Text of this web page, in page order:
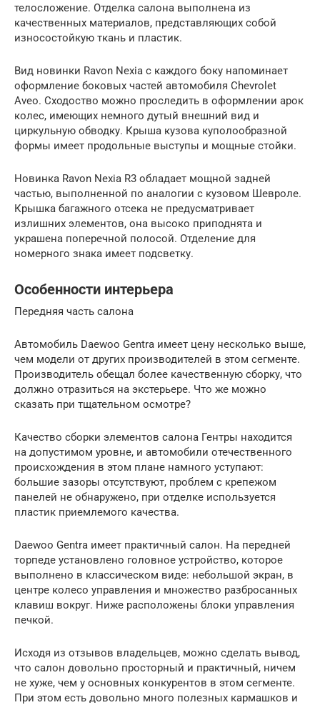
телосложение. Отделка салона выполнена из
качественных материалов, представляющих собой
износостойкую ткань и пластик.
Вид новинки Ravon Nexia с каждого боку напоминает
оформление боковых частей автомобиля Chevrolet
Aveo. Сходоство можно проследить в оформлении арок
колес, имеющих немного дутый внешний вид и
циркульную обводку. Крыша кузова куполообразной
формы имеет продольные выступы и мощные стойки.
Новинка Ravon Nexia R3 обладает мощной задней
частью, выполненной по аналогии с кузовом Шевроле.
Крышка багажного отсека не предусматривает
излишних элементов, она высоко приподнята и
украшена поперечной полосой. Отделение для
номерного знака имеет подсветку.
Особенности интерьера
Передняя часть салона
Автомобиль Daewoo Gentra имеет цену несколько выше,
чем модели от других производителей в этом сегменте.
Производитель обещал более качественную сборку, что
должно отразиться на экстерьере. Что же можно
сказать при тщательном осмотре?
Качество сборки элементов салона Гентры находится
на допустимом уровне, и автомобили отечественного
происхождения в этом плане намного уступают:
большие зазоры отсутствуют, проблем с крепежом
панелей не обнаружено, при отделке используется
пластик приемлемого качества.
Daewoo Gentra имеет практичный салон. На передней
торпеде установлено головное устройство, которое
выполнено в классическом виде: небольшой экран, в
центре колесо управления и множество разбросанных
клавиш вокруг. Ниже расположены блоки управления
печкой.
Исходя из отзывов владельцев, можно сделать вывод,
что салон довольно просторный и практичный, ничем
не хуже, чем у основных конкурентов в этом сегменте.
При этом есть довольно много полезных кармашков и